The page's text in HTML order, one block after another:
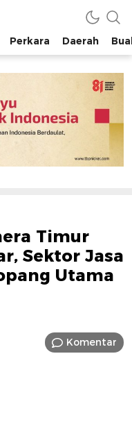
Perkara Daerah
Timur
Sektor Jasa
Utama
Komentar